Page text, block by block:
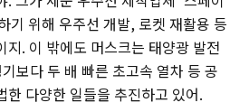
기 위해 우주선 개발, 로켓 재활용 등
지. 이 밖에도 머스크는 태양광 발전
보다 두 배 빠른 초고속 열차 등 공
한 다양한 일들을 추진하고 있어.‌